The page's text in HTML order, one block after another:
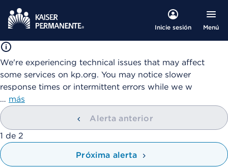
Inicie sesión Menú
We're experiencing technical issues that may affect
some services on kp.org. You may notice slower
response times or intermittent errors while we w
… más
Alerta anterior
mostrando
1 de 2
Próxima alerta